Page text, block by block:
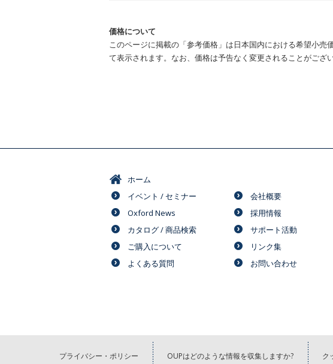
価格について
このページに掲載の「参考価格」は日本国内における希望小
て表示されます。なお、価格は予告なく変更されることがござ
ホーム
イベント / セミナー
Oxford News
カタログ / 商品検索
ご購入について
よくある質問
会社概要
採用情報
サポート活動
リンク集
お問い合わせ
プライバシー・ポリシー OUPはどのような情報を収集しますか? ク